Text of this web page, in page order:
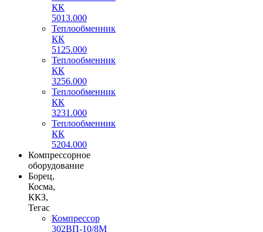
КК
5013.000
Теплообменник
КК
5125.000
Теплообменник
КК
3256.000
Теплообменник
КК
3231.000
Теплообменник
КК
5204.000
Компрессорное
оборудование
Борец,
Косма,
ККЗ,
Тегас
Компрессор
302ВП-10/8М